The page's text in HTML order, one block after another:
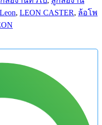
Leon, LEON CASTER, ล้อโพ